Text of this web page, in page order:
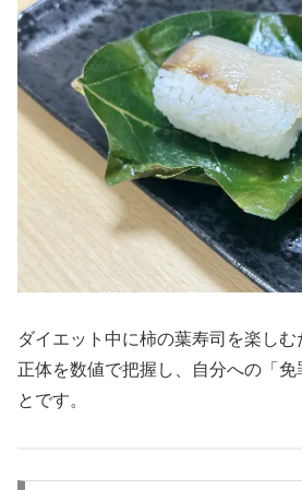
ダイエット中に柿の葉寿司を楽し
正体を数値で把握し、自分への「免
とです。